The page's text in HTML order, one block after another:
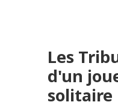
Les
d'un
solitaire